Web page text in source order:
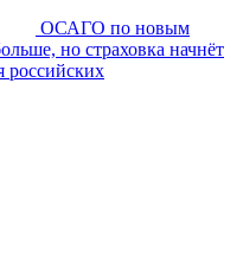
ОСАГО по новым
но страховка начнёт
российских